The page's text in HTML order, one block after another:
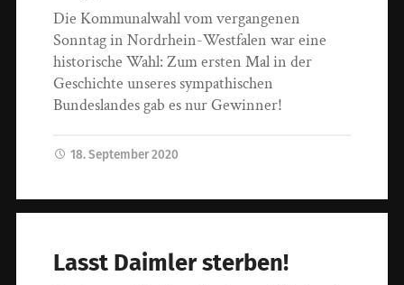
Die Kommunalwahl vom vergangenen
Sonntag in Nordrhein-Westfalen war eine
historische Wahl: Zum ersten Mal in der
Geschichte unseres sympathischen
Bundeslandes gab es nur Gewinner!
18. September 2020
Lasst Daimler sterben!